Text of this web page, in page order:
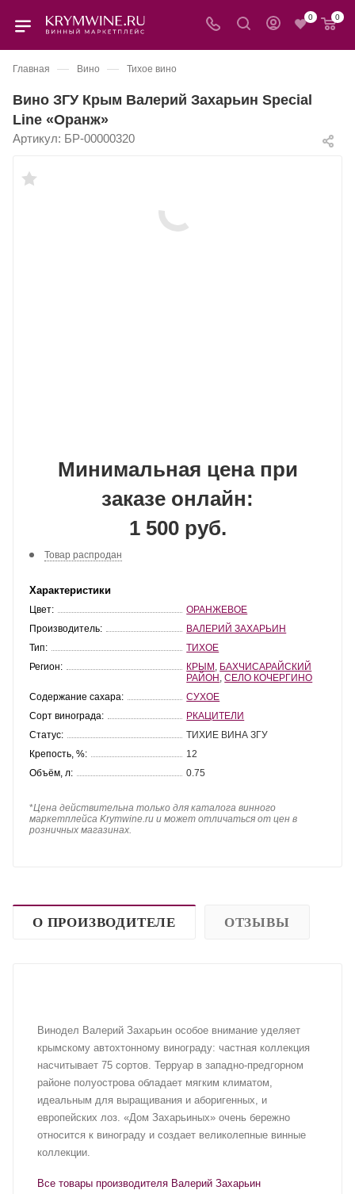
0 0
Главная — Вино — Тихое вино
Вино ЗГУ Крым Валерий Захарьин Special
Line «Оранж»
Артикул: БР-00000320
Минимальная цена при
заказе онлайн:
1 500 руб.
Товар распродан
Характеристики
Цвет:
ОРАНЖЕВОЕ
Производитель:
ВАЛЕРИЙ ЗАХАРЬИН
Тип:
ТИХОЕ
Регион:
КРЫМ БАХЧИСАРАЙСКИЙ
РАЙОН ,СЕЛО КОЧЕРГИНО
Содержание сахара:
СУХОЕ
Сорт винограда:
РКАЦИТЕЛИ
Статус:
ТИХИЕ ВИНА ЗГУ
Крепость, %:
12
Объём, л:
0.75
*Цена действительна только для каталога винного
маркетплейса Krymwine.ru и может отличаться от цен в
розничных магазинах.
О ПРОИЗВОДИТЕЛЕ ОТЗЫВЫ
Винодел Валерий Захарьин особое внимание уделяет
крымскому автохтонному винограду: частная коллекция
насчитывает 75 сортов. Терруар в западно-предгорном
районе полуострова обладает мягким климатом,
идеальным для выращивания и аборигенных, и
европейских лоз. «Дом Захарьиных» очень бережно
относится к винограду и создает великолепные винные
коллекции.
Все товары производителя Валерий Захарьин